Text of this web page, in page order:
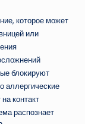
которое может
или
блокируют
аллергические
контакт
распознает